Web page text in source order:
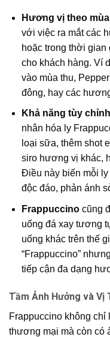
Hương vị theo
với việc ra mắt các
hoặc trong thời
cho khách hàng. Ví
vào mùa thu,
đông, hay các
Khả năng tùy
nhân hóa ly
loại sữa, thêm shot
siro hương vị khác,
Điều này biến mỗi ly
độc đáo, phản ánh
Frappuccinocũng
uống đá xay tương
uống khác trên thế
“Frappuccino”
tiếp cận đa dạng
Tầm Ảnh Hưởng và Vị
Frappuccino không chỉ
thương mại mà còn có